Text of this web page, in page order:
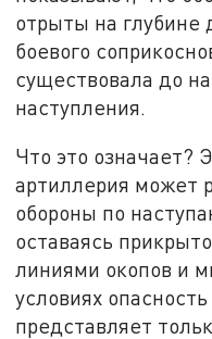
отрыты на глубине
боевого
существовала до
наступления.
Что это означает?
артиллерия может
обороны по
оставаясь
линиями окопов и
условиях
представляет